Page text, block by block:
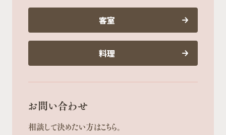
客室
料理
お問い合わせ
相談して決めたい方はこちら。